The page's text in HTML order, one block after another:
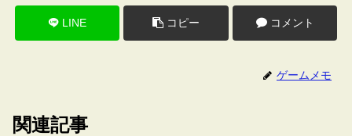
LINE コピー コメント
ゲームメモ
関連記事